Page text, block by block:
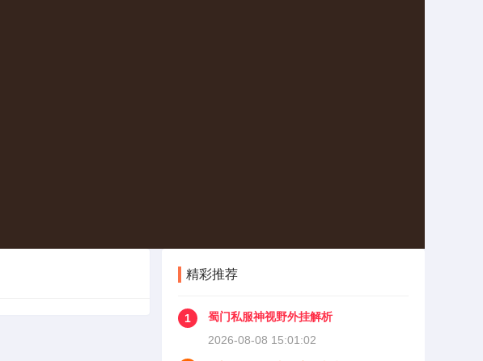
精彩推荐
1
蜀门私服神视野外挂解析
2026-08-08 15:01:02